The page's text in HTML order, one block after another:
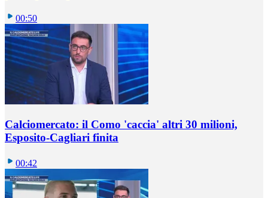
00:50
Calciomercato: il Como 'caccia' altri 30 milioni,
Esposito-Cagliari finita
00:42